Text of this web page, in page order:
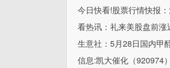
今日快看!股票行情快报
看热讯：礼来美股盘前涨
生意社：5月28日国内甲
信息:凯大催化（920974